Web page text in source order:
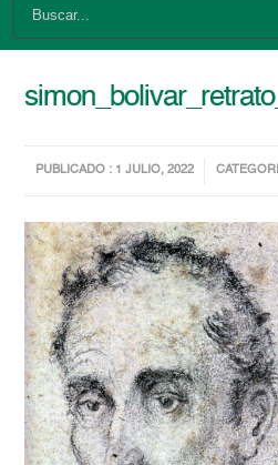
PUBLICADO : 1 JULIO, 2022